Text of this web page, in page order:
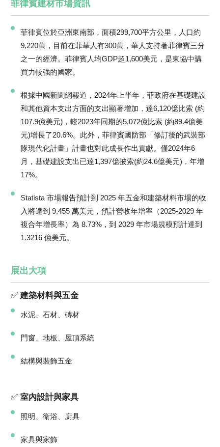
菲律賓建材市場資訊
菲律賓位於亞洲東南部，面積299,700平方公里，人口約
9,220萬，目前在菲華人有300萬，華人支持著菲律賓三分
之一的經濟。菲律賓人均GDP超1,600美元，是東協中購
買力較強的國家。
根據中國新聞網報道，2024年上半年，菲政府在基礎建設
和其他資本支出方面的支出顯著增加，達6,120億比索 (約
107.9億美元)，較2023年同期的5,072億比索 (約89.4億美
元)增長了20.6%。此外，菲律賓國防部「修訂後的武裝部
隊現代化計畫」計畫也對此成長作出貢獻。僅2024年6
月，基礎建設支出已達1,397億披索(約24.6億美元)，年增
17%。
Statista 市場報告預計到 2025 年五金和建築材料市場的收
入將達到 9,455 萬美元，預計營收年增率（2025-2029 年
複合年增長率）為 8.73%，到 2029 年市場規模預計達到
1.3216 億美元。
展出大項
✅建築材料與五金
水泥、石材、磚材
門窗、地板、屋頂系統
結構與裝飾五金
✅室內設計與家具
照明、衛浴、廚具
家具與家飾